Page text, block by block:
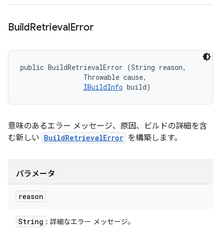
BuildRetrievalError
public BuildRetrievalError (String reason,
                Throwable cause,
IBuildInfo build)
意味のあるエラー メッセージ、原因、ビルドの詳細を含
む新しい BuildRetrievalError を構築します。
パラメータ
reason
String : 詳細なエラー メッセージ。